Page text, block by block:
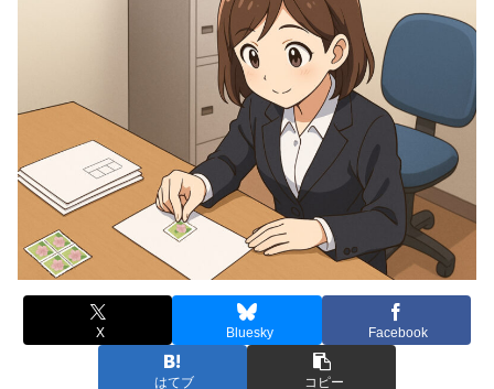
X Bluesky Facebook
はてブ コピー